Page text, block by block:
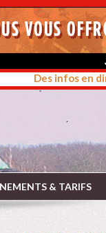
Des infos en
& TARIFS